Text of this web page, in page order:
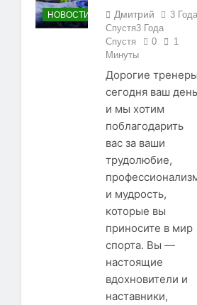
НОВОСТИ Дмитрий
3 Года
Спустя3 Года
Спустя
0
1
Минуты
Дорогие
сегодня ваш
и мы хотим
поблагодарить
вас за ваши
трудолюбие,
и мудрость,
которые вы
приносите в мир
спорта. Вы —
настоящие
вдохновители и
наставники,